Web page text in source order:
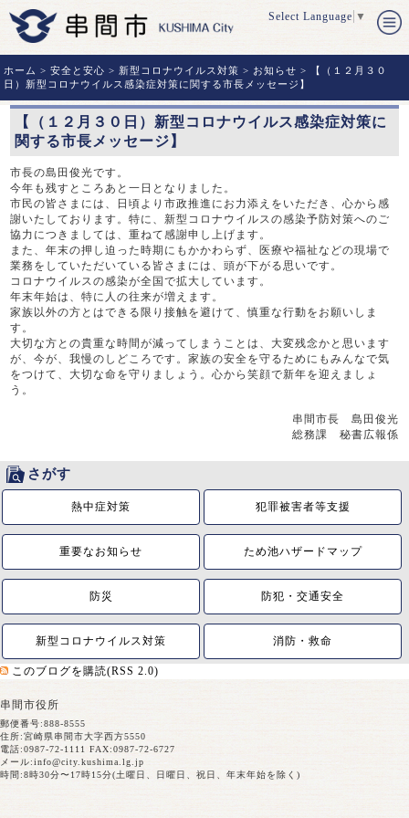
Select Language ▼
ホーム >安全と安心 > 新型コロナウイルス対策 > お知らせ > 【（１２月３０
日）新型コロナウイルス感染症対策に関する市長メッセージ】
【（１２月３０日）新型コロナウイルス感染症対策に
関する市長メッセージ】
市長の島田俊光です。
今年も残すところあと一日となりました。
市民の皆さまには、日頃より市政推進にお力添えをいただき、心から感
謝いたしております。特に、新型コロナウイルスの感染予防対策へのご
協力につきましては、重ねて感謝申し上げます。
また、年末の押し迫った時期にもかかわらず、医療や福祉などの現場で
業務をしていただいている皆さまには、頭が下がる思いです。
コロナウイルスの感染が全国で拡大しています。
年末年始は、特に人の往来が増えます。
家族以外の方とはできる限り接触を避けて、慎重な行動をお願いしま
す。
大切な方との貴重な時間が減ってしまうことは、大変残念かと思います
が、今が、我慢のしどころです。家族の安全を守るためにもみんなで気
をつけて、大切な命を守りましょう。心から笑顔で新年を迎えましょ
う。
串間市長 島田俊光
総務課 秘書広報係
さがす
熱中症対策 犯罪被害者等支援
重要なお知らせ ため池ハザードマップ
防災 防犯・交通安全
新型コロナウイルス対策 消防・救命
このブログを購読(RSS 2.0)
串間市役所
郵便番号:888-8555
住所:宮崎県串間市大字西方5550
電話:0987-72-1111 FAX:0987-72-6727
メール:info@city.kushima.lg.jp
時間:8時30分〜17時15分(土曜日、日曜日、祝日、年末年始を除く)